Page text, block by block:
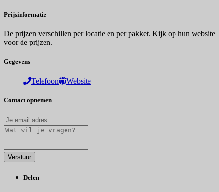
Prijsinformatie
De prijzen verschillen per locatie en per pakket. Kijk op hun website
voor de prijzen.
Gegevens
Telefoon Website
Contact opnemen
Delen